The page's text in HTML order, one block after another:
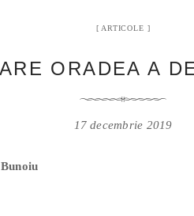
ARTICOLE
ORADEA A
17 decembrie 2019